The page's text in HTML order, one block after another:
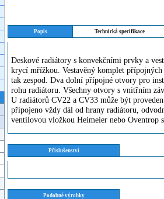
Popis Technická specifikace
Deskové radiátory s konvekčními prvky a
krycí mřížkou. Vestavěný komplet
tak zespod. Dva dolní přípojné otvory pro
rohu radiátoru. Všechny otvory s vnitřním
U radiátorů CV22 a CV33 může být
připojeno vždy dál od hrany radiátoru,
ventilovou vložkou Heimeier nebo Oventrop
Příslušenství
Podobné výrobky